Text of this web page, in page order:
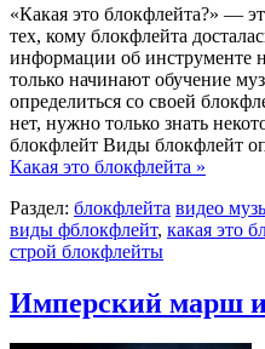
«Какая это блокфлейта?» —
тех, кому блокфлейта
информации об инструменте
только начинают обучение
определиться со своей
нет, нужно только знать
блокфлейт Виды блокфлейт
Какая это блокфлейта »
Раздел: блокфлейта видео
виды фблокфлейт, какая это
строй блокфлейты
Имперский марш